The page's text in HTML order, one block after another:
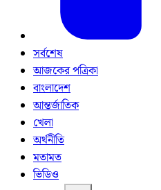
সর্বশেষ
আজকের পত্রিকা
বাংলাদেশ
আন্তর্জাতিক
খেলা
অর্থনীতি
মতামত
ভিডিও